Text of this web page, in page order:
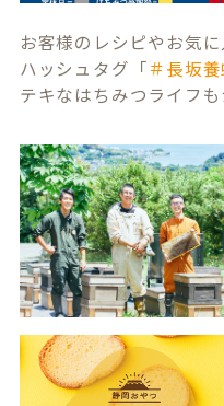
お客様のレシピやお気
ハッシュタグ「＃長坂
テキなはちみつライフ